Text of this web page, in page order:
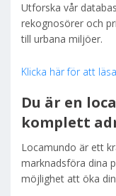
Utforska vår
rekognosörer och
till urbana miljöer.
Klicka här för att
Du är en
komplett
Locamundo är ett
marknadsföra dina
möjlighet att öka